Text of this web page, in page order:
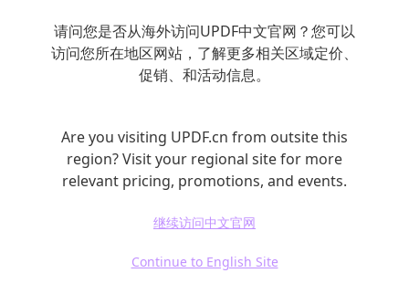
请问您是否从海外访问UPDF中文官网？您可以
访问您所在地区网站，了解更多相关区域定价、
促销、和活动信息。
Are you visiting UPDF.cn from outsite this
region? Visit your regional site for more
relevant pricing, promotions, and events.
继续访问中文官网
Continue to English Site
– pdftk：pdftk是一个命令行工具，用户可以通
过命令行输入将多个PDF文件合并成一个文件。
output merged.pdf`便可将file1.pdf和file2.pdf
合并为merged.pdf。这种方式特别适合需要进
行批处理的用户。